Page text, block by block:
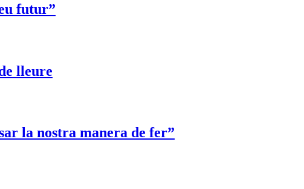
futur”
lleure
la nostra manera de fer”